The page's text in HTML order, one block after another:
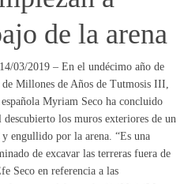
Myriam Seco ha concluido
los muros exteriores de un
engullido por la arena. “Es una
el exterior del templo (1490-1436
de Luxor, en el sur de Egipto.
Muertos’